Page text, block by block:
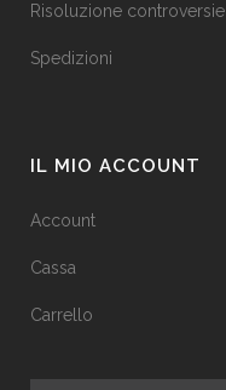
Risoluzione controversie
Spedizioni
IL MIO ACCOUNT
Account
Cassa
Carrello